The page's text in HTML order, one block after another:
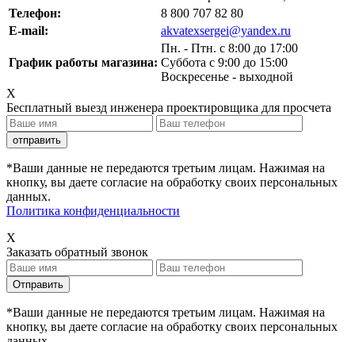
Телефон:
8 800 707 82 80
E-mail:
akvatexsergei@yandex.ru
График работы магазина:
Пн. - Птн. с 8:00 до 17:00
Суббота с 9:00 до 15:00
Воскресенье - выходной
X
Бесплатный выезд инженера проектировщика для просчета
*Ваши данные не передаются третьим лицам. Нажимая на
кнопку, вы даете согласие на обработку своих персональных
данных.
Политика конфиденциальности
X
Заказать обратный звонок
*Ваши данные не передаются третьим лицам. Нажимая на
кнопку, вы даете согласие на обработку своих персональных